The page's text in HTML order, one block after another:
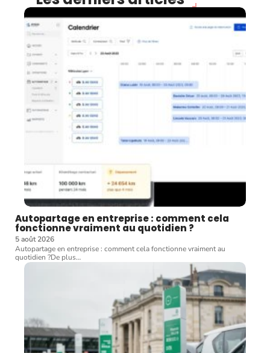
Autopartage en entreprise : comment cela
fonctionne vraiment au quotidien ?
5 août 2026
Autopartage en entreprise : comment cela fonctionne vraiment au
quotidien ?De plus…